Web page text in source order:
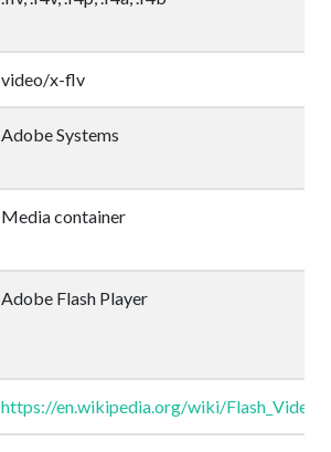
video/x-flv
Adobe Systems
Media container
Adobe Flash Player
https://en.wikipedia.org/wiki/Flash_Video